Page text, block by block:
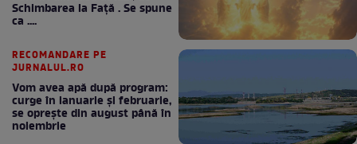
Schimbarea la Față . Se spune
ca ....
RECOMANDARE PE
JURNALUL.RO
Vom avea apă după program:
curge în ianuarie și februarie,
se oprește din august până în
noiembrie